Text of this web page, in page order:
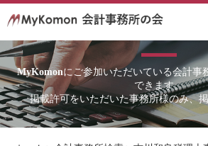
MyKomonにご参加いただいている会計事
できます。
掲載許可をいただいた事務所様のみ、